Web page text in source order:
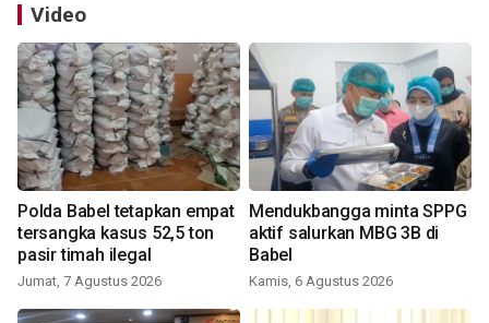
Video
Polda Babel tetapkan empat
tersangka kasus 52,5 ton
pasir timah ilegal
Jumat, 7 Agustus 2026
Mendukbangga minta SPPG
aktif salurkan MBG 3B di
Babel
Kamis, 6 Agustus 2026